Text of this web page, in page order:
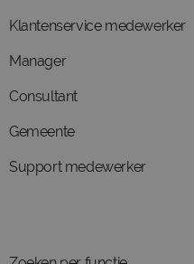
Klantenservice medewerker
Manager
Consultant
Gemeente
Support medewerker